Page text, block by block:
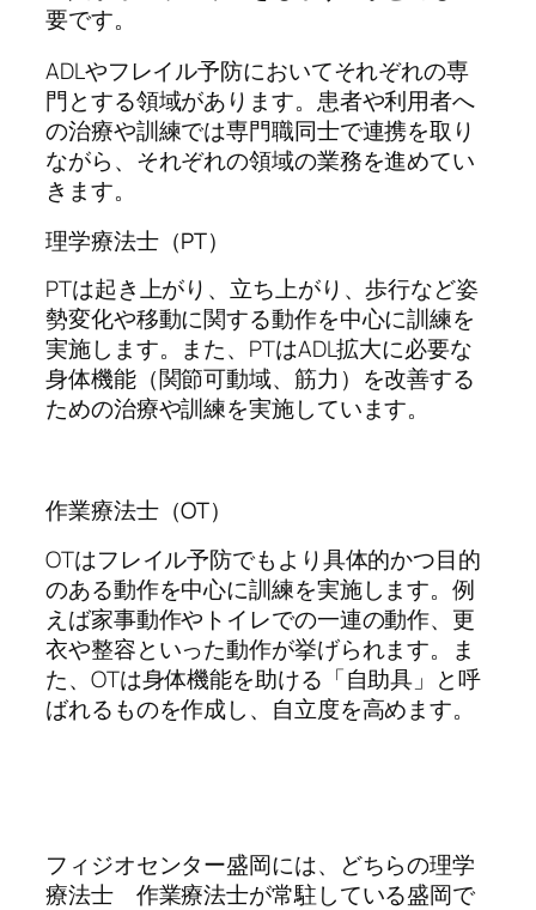
要です。
ADLやフレイル予防においてそれぞれの専
門とする領域があります。患者や利用者へ
の治療や訓練では専門職同士で連携を取り
ながら、それぞれの領域の業務を進めてい
きます。
理学療法士（PT）
PTは起き上がり、立ち上がり、歩行など姿
勢変化や移動に関する動作を中心に訓練を
実施します。また、PTはADL拡大に必要な
身体機能（関節可動域、筋力）を改善する
ための治療や訓練を実施しています。
作業療法士（OT）
OTはフレイル予防でもより具体的かつ目的
のある動作を中心に訓練を実施します。例
えば家事動作やトイレでの一連の動作、更
衣や整容といった動作が挙げられます。ま
た、OTは身体機能を助ける「自助具」と呼
ばれるものを作成し、自立度を高めます。
フィジオセンター盛岡には、どちらの理学
療法士 作業療法士が常駐している盛岡で